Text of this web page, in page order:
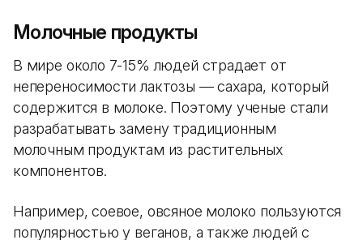
Молочные продукты
В мире около 7-15% людей страдает от
непереносимости лактозы — сахара, который
содержится в молоке. Поэтому ученые стали
разрабатывать замену традиционным
молочным продуктам из растительных
компонентов.
Например, соевое, овсяное молоко пользуются
популярностью у веганов, а также людей с